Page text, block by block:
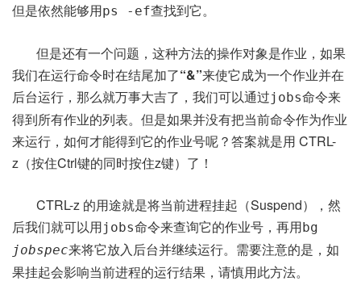
但是依然能够用ps -ef查找到它。
但是还有一个问题，这种方法的操作对象是作业，如果
我们在运行命令时在结尾加了“&”来使它成为一个作业并在
后台运行，那么就万事大吉了，我们可以通过jobs命令来
得到所有作业的列表。但是如果并没有把当前命令作为作业
来运行，如何才能得到它的作业号呢？答案就是用 CTRL-
z（按住Ctrl键的同时按住z键）了！
CTRL-z 的用途就是将当前进程挂起（Suspend），然
后我们就可以用jobs命令来查询它的作业号，再用bg
jobspec来将它放入后台并继续运行。需要注意的是，如
果挂起会影响当前进程的运行结果，请慎用此方法。